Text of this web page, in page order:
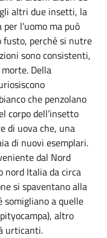
altri due insetti, la
l’uomo ma può
fusto, perché si nutre
sono consistenti,
Della
che penzolano
corpo dell’insetto
di uova che, una
di nuovi esemplari.
dal Nord
Italia da circa
si spaventano alla
somigliano a quelle
altro
urticanti.